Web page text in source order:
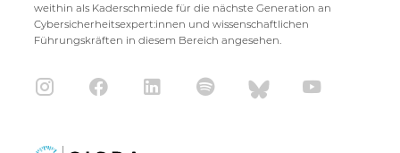
weithin als Kaderschmiede für die nächste Generation an
Cybersicherheitsexpert:innen und wissenschaftlichen
Führungskräften in diesem Bereich angesehen.